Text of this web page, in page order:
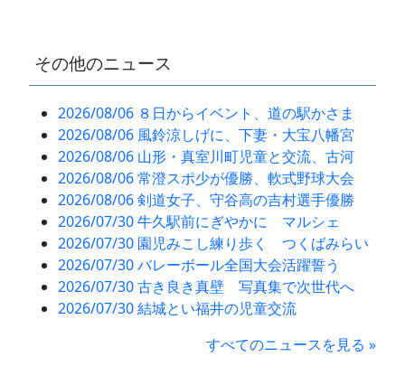
その他のニュース
2026/08/06 ８日からイベント、道の駅かさま
2026/08/06 風鈴涼しげに、下妻・大宝八幡宮
2026/08/06 山形・真室川町児童と交流、古河
2026/08/06 常澄スポ少が優勝、軟式野球大会
2026/08/06 剣道女子、守谷高の吉村選手優勝
2026/07/30 牛久駅前にぎやかに マルシェ
2026/07/30 園児みこし練り歩く つくばみらい
2026/07/30 バレーボール全国大会活躍誓う
2026/07/30 古き良き真壁 写真集で次世代へ
2026/07/30 結城とい福井の児童交流
すべてのニュースを見る »